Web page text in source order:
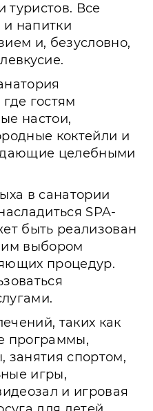
Все
напитки
и, безусловно,
гостям
настои,
коктейли и
целебными
в санатории
SPA-
быть реализован
выбором
процедур.
таких как
программы,
занятия спортом,
игры,
и игровая